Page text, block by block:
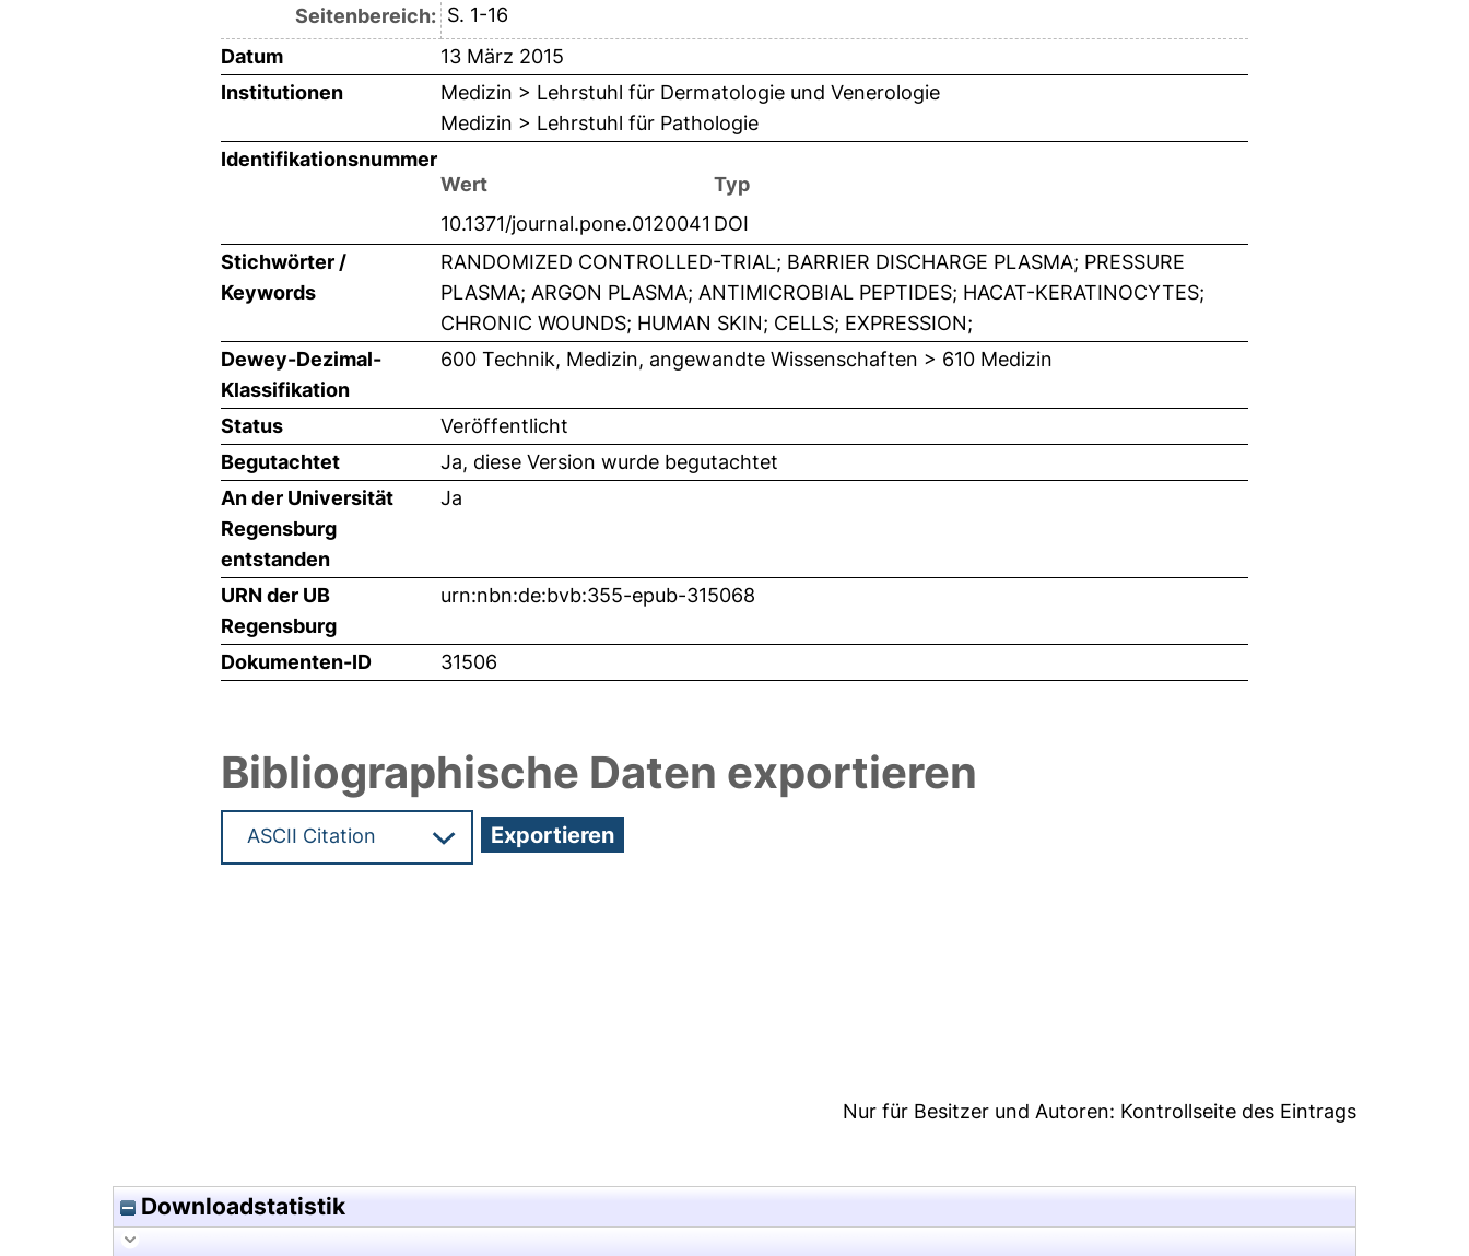
Seitenbereich: S. 1-16
Datum
13 März 2015
Institutionen
Medizin > Lehrstuhl für Dermatologie und Venerologie
Medizin > Lehrstuhl für Pathologie
Identifikationsnummer
Wert
Typ
10.1371/journal.pone.0120041 DOI
Stichwörter /
Keywords
RANDOMIZED CONTROLLED-TRIAL; BARRIER DISCHARGE PLASMA; PRESSURE
PLASMA; ARGON PLASMA; ANTIMICROBIAL PEPTIDES; HACAT-KERATINOCYTES;
CHRONIC WOUNDS; HUMAN SKIN; CELLS; EXPRESSION;
Dewey-Dezimal-
Klassifikation
600 Technik, Medizin, angewandte Wissenschaften > 610 Medizin
Status
Veröffentlicht
Begutachtet
Ja, diese Version wurde begutachtet
An der Universität
Regensburg
entstanden
Ja
URN der UB
Regensburg
urn:nbn:de:bvb:355-epub-315068
Dokumenten-ID 31506
Bibliographische Daten exportieren
Nur für Besitzer und Autoren: Kontrollseite des Eintrags
Downloadstatistik